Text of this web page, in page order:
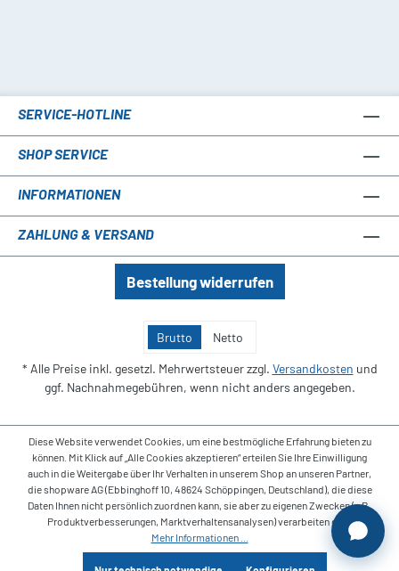
SERVICE-HOTLINE
SHOP SERVICE
INFORMATIONEN
ZAHLUNG & VERSAND
Bestellung widerrufen
Brutto Netto
* Alle Preise inkl. gesetzl. Mehrwertsteuer zzgl. Versandkosten und
ggf. Nachnahmegebühren, wenn nicht anders angegeben.
Diese Website verwendet Cookies, um eine bestmögliche Erfahrung bieten zu
können. Mit Klick auf „Alle Cookies akzeptieren“ erteilen Sie Ihre Einwilligung
auch in die Weitergabe über Ihr Verhalten in unserem Shop an unseren Partner,
die shopware AG (Ebbinghoff 10, 48624 Schöppingen, Deutschland), die diese
Daten Ihnen nicht persönlich zuordnen kann, sie aber zu eigenen Zwecken (z.B.
Produktverbesserungen, Marktverhaltensanalysen) verarbeiten darf.
Mehr Informationen ...